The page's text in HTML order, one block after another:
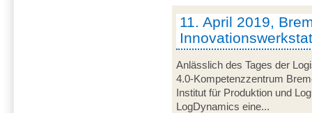
11. April 2019,
Anlässlich des Tages der
4.0-Kompetenzzentrum
Institut für Produktion und
LogDynamics eine...